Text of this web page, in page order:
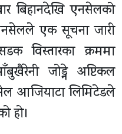
बिहानदेखि एनसेलको
एक सूचना जारी
विस्तारका क्रममा
जोड्ने अप्टिकल
आजियाटा लिमिटेडले
हो।